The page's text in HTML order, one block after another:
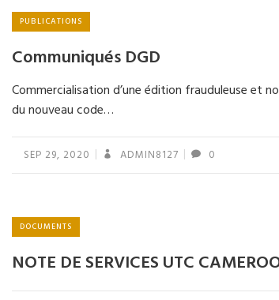
PUBLICATIONS
Communiqués DGD
Commercialisation d’une édition frauduleuse et
du nouveau code…
SEP 29, 2020 ADMIN8127 0
DOCUMENTS
NOTE DE SERVICES UTC